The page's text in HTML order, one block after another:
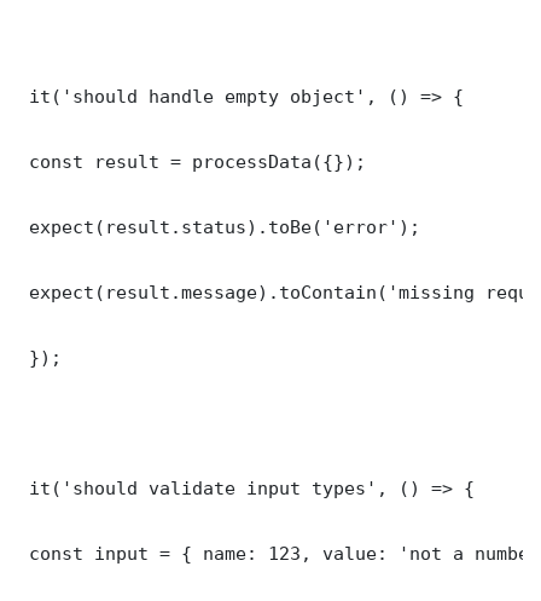
it('should handle empty object', () => {
const result = processData({});
expect(result.status).toBe('error');
expect(result.message).toContain('missing
});
it('should validate input types', () => {
const input = { name: 123, value: 'not a